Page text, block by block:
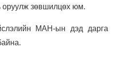
оруулж зөвшилцөх юм.
МАН-ын дэд дарга